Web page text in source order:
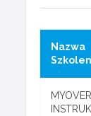
Nazwa